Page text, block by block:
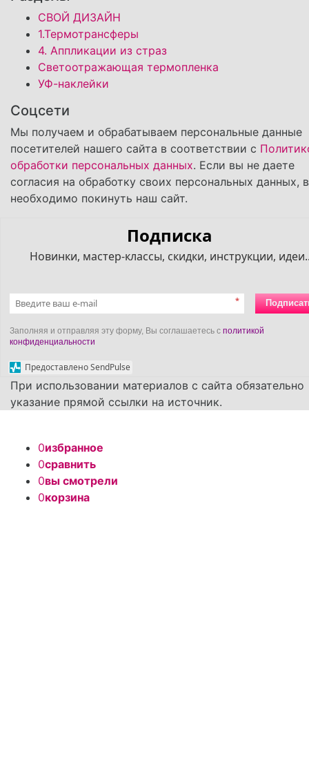
СВОЙ ДИЗАЙН
1.Термотрансферы
4. Аппликации из страз
Светоотражающая термопленка
УФ-наклейки
Соцсети
Мы получаем и обрабатываем персональные данные
посетителей нашего сайта в соответствии с
обработки персональных данных. Если вы не даете
согласия на обработку своих персональных данных,
необходимо покинуть наш сайт.
Подписка
Новинки, мастер-классы, скидки, инструкции,
*
Заполняя и отправляя эту форму, Вы соглашаетесь с политикой
конфиденциальности
Предоставлено SendPulse
При использовании материалов с сайта обязательно
указание прямой ссылки на источник.
0избранное
0сравнить
0вы смотрели
0корзина